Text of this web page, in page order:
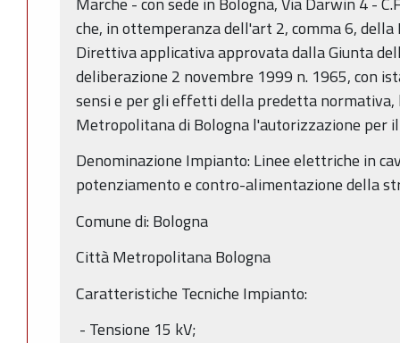
che, in ottemperanza dell'art 2, comma 6,
Direttiva applicativa approvata dalla Giunta
deliberazione 2 novembre 1999 n. 1965, con
sensi e per gli effetti della predetta normativa,
Metropolitana di Bologna l'autorizzazione per
Denominazione Impianto: Linee elettriche in
potenziamento e contro-alimentazione della
Comune di: Bologna
Città Metropolitana Bologna
Caratteristiche Tecniche Impianto:
- Tensione 15 kV;